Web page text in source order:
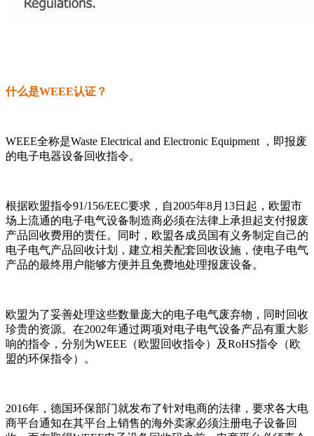
什么是WEEE认证？
WEEE全称是Waste Electrical and Electronic Equipment ，即报废
的电子电器设备回收指令。
根据欧盟指令91/156/EEC要求，自2005年8月13日起，欧盟市
场上流通的电子电气设备制造商必须在法律上承担起支付报废
产品回收费用的责任。同时，欧盟各成员国有义务制定自己的
电子电气产品回收计划，建立相关配套回收设施，使电子电气
产品的最终用户能够方便并且免费地处理报废设备。
欧盟为了妥善处理这些数量庞大的电子电气废弃物，同时回收
珍贵的资源。在2002年通过两项对电子电气设备产品有重大影
响的指令，分别为WEEE（欧盟回收指令）及RoHS指令（欧
盟的环保指令）。
2016年，德国环保部门就发布了针对电商的法律，要求各大电
商平台通知在其平台上销售的海外卖家必须注册电子设备回